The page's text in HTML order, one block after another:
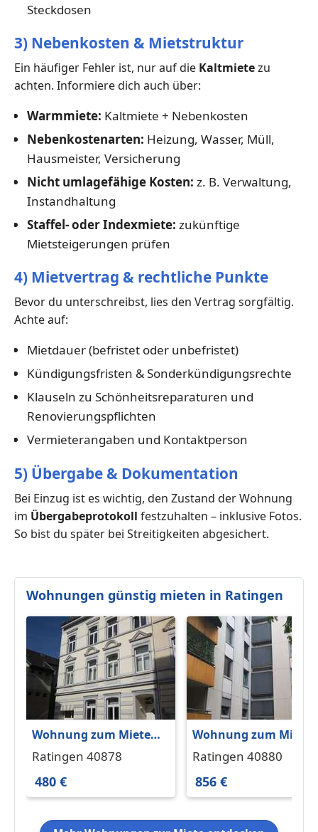
Steckdosen
3) Nebenkosten & Mietstruktur
Ein häufiger Fehler ist, nur auf die Kaltmietezu
achten. Informiere dich auch über:
Warmmiete: Kaltmiete + Nebenkosten
Nebenkostenarten: Heizung, Wasser, Müll,
Hausmeister, Versicherung
Nicht umlagefähige Kosten: z. B. Verwaltung,
Instandhaltung
Staffel- oder Indexmiete: zukünftige
Mietsteigerungen prüfen
4) Mietvertrag & rechtliche Punkte
Bevor du unterschreibst, lies den Vertrag sorgfältig.
Achte auf:
Mietdauer (befristet oder unbefristet)
Kündigungsfristen & Sonderkündigungsrechte
Klauseln zu Schönheitsreparaturen und
Renovierungspflichten
Vermieterangaben und Kontaktperson
5) Übergabe & Dokumentation
Bei Einzug ist es wichtig, den Zustand der Wohnung
im Übergabeprotokoll festzuhalten – inklusive Fotos.
So bist du später bei Streitigkeiten abgesichert.
Wohnungen günstig mieten in Ratingen
Wohnung zum Mieten
in Ratingen 480 € 52 m²
Ratingen 40878
480 €
Wohnung zum Mieten
in Ratingen 856 € 79
Ratingen 40880
856 €